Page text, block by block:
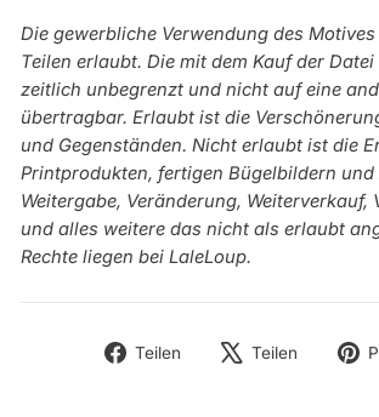
Die gewerbliche Verwendung des
Teilen erlaubt. Die mit dem Kauf der
zeitlich unbegrenzt und nicht auf eine
übertragbar. Erlaubt ist die
und Gegenständen. Nicht erlaubt ist die
Printprodukten, fertigen Bügelbildern
Weitergabe, Veränderung, Weiterverkauf,
und alles weitere das nicht als erlaubt
Rechte liegen bei LaleLoup.
Teilen
Auf
Teilen
Auf